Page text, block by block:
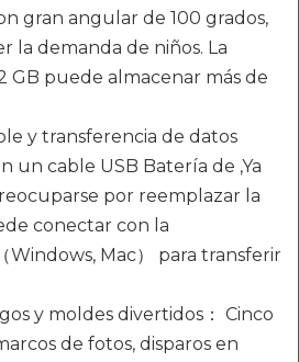
gran angular de 100 grados,
la demanda de niños. La
GB puede almacenar más de
y transferencia de datos
un cable USB Batería de ,Ya
por reemplazar la
conectar con la
Windows, Mac） para transferir
y moldes divertidos： Cinco
de fotos, disparos en